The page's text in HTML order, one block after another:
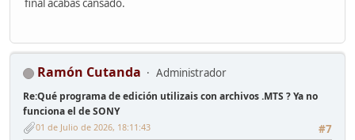
final acabas cansado.
Ramón Cutanda Administrador
Re:Qué programa de edición utilizais con archivos .MTS ? Ya no
funciona el de SONY
#7
01 de Julio de 2026, 18:11:43